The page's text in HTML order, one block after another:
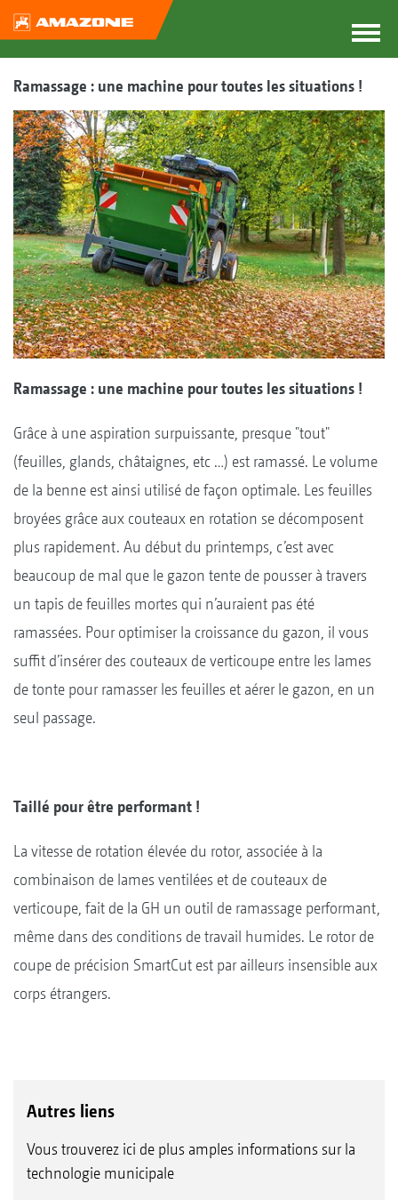
Ramassage : une machine pour toutes les situations !
Ramassage : une machine pour toutes les situations !
Grâce à une aspiration surpuissante, presque "tout"
(feuilles, glands, châtaignes, etc …) est ramassé. Le volume
de la benne est ainsi utilisé de façon optimale. Les feuilles
broyées grâce aux couteaux en rotation se décomposent
plus rapidement. Au début du printemps, c’est avec
beaucoup de mal que le gazon tente de pousser à travers
un tapis de feuilles mortes qui n’auraient pas été
ramassées. Pour optimiser la croissance du gazon, il vous
suffit d’insérer des couteaux de verticoupe entre les lames
de tonte pour ramasser les feuilles et aérer le gazon, en un
seul passage.
Taillé pour être performant !
La vitesse de rotation élevée du rotor, associée à la
combinaison de lames ventilées et de couteaux de
verticoupe, fait de la GH un outil de ramassage performant,
même dans des conditions de travail humides. Le rotor de
coupe de précision SmartCut est par ailleurs insensible aux
corps étrangers.
Autres liens
Vous trouverez ici de plus amples informations sur la
technologie municipale